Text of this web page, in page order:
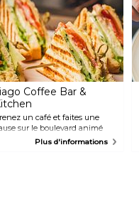
Coffee Bar &
un café et faites une
sur le boulevard animé
dans ce lieu spacieux
Plus d'informations